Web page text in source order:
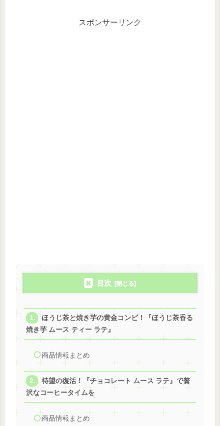
スポンサーリンク
目次
ほうじ茶と焼き芋の黄金コンビ！『ほうじ茶香る
焼き芋 ムース ティー ラテ』
商品情報まとめ
待望の復活！『チョコレート ムース ラテ』で贅
沢なコーヒータイムを
商品情報まとめ